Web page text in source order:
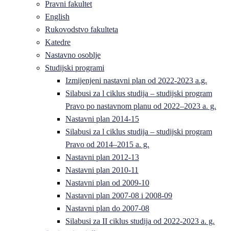
Pravni fakultet
English
Rukovodstvo fakulteta
Katedre
Nastavno osoblje
Studijski programi
Izmijenjeni nastavni plan od 2022-2023 a.g.
Silabusi za l ciklus studija – studijski program
Pravo po nastavnom planu od 2022–2023 a. g.
Nastavni plan 2014-15
Silabusi za l ciklus studija – studijski program
Pravo od 2014–2015 a. g.
Nastavni plan 2012-13
Nastavni plan 2010-11
Nastavni plan od 2009-10
Nastavni plan 2007-08 i 2008-09
Nastavni plan do 2007-08
Silabusi za II ciklus studija od 2022-2023 a. g.